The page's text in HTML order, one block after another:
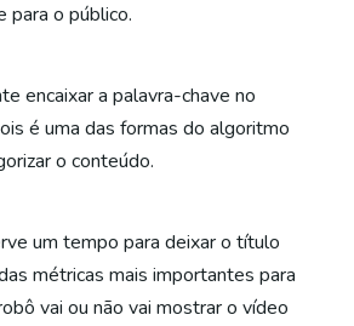
para o público.
encaixar a palavra-chave no
é uma das formas do algoritmo
o conteúdo.
um tempo para deixar o título
métricas mais importantes para
vai ou não vai mostrar o vídeo